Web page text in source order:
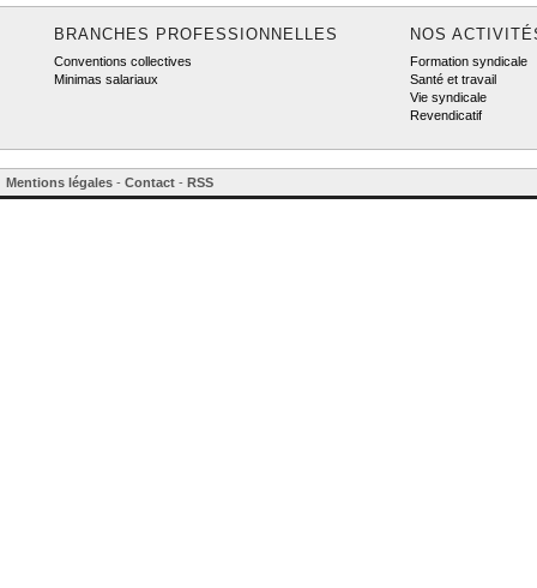
BRANCHES PROFESSIONNELLES
Conventions collectives
Minimas salariaux
NOS
Formation syndicale
Santé et travail
Vie syndicale
Revendicatif
Mentions légales - Contact - RSS